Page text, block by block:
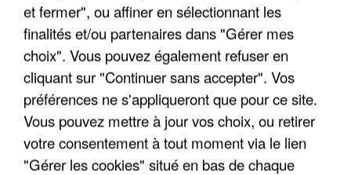
APRÈS TOUTES CES CANICULES, LES REFUGES
DE FAUNE SAUVAGE SONT...
et fermer", ou affiner en sélectionnant les
finalités et/ou partenaires dans "Gérer mes
choix". Vous pouvez également refuser en
cliquant sur "Continuer sans accepter". Vos
préférences ne s'appliqueront que pour ce site.
Vous pouvez mettre à jour vos choix, ou retirer
votre consentement à tout moment via le lien
"Gérer les cookies" situé en bas de chaque